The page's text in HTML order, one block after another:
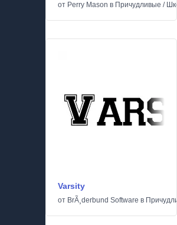
от Perry Mason в Причудливые /
Varsity
от BrÃ¸derbund Software в